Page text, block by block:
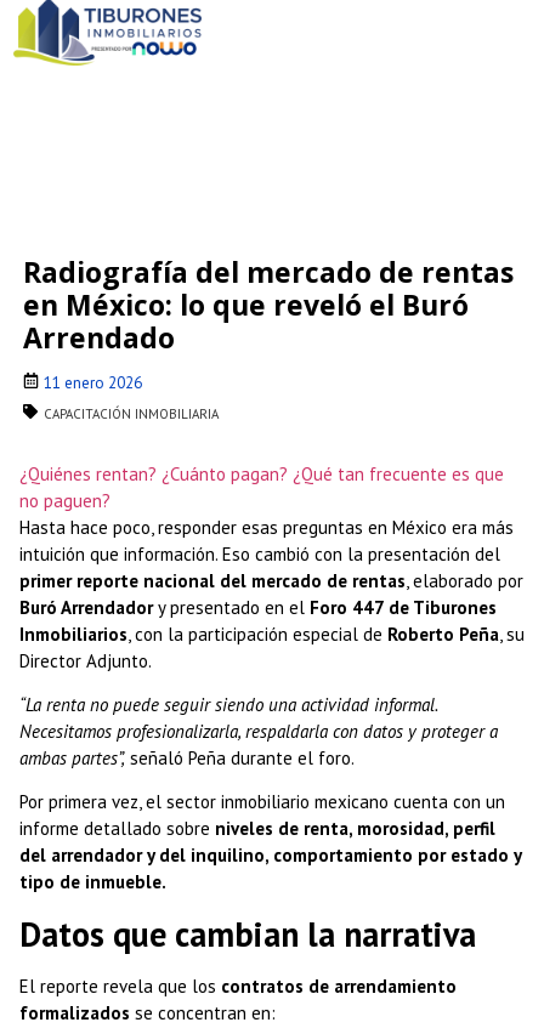
Radiografía del mercado de rentas
en México: lo que reveló el Buró
Arrendado
11 enero 2026
CAPACITACIÓN INMOBILIARIA
¿Quiénes rentan? ¿Cuánto pagan? ¿Qué tan frecuente es que
no paguen?
Hasta hace poco, responder esas preguntas en México era más
intuición que información. Eso cambió con la presentación del
primer reporte nacional del mercado de rentas , elaborado por
Buró Arrendadory presentado en el Foro 447 de Tiburones
Inmobiliarios , con la participación especial de Roberto Peña , su
Director Adjunto.
“La renta no puede seguir siendo una actividad informal.
Necesitamos profesionalizarla, respaldarla con datos y proteger a
ambas partes”, señaló Peña durante el foro.
Por primera vez, el sector inmobiliario mexicano cuenta con un
informe detallado sobre niveles de renta, morosidad, perfil
del arrendador y del inquilino, comportamiento por estado y
tipo de inmueble.
Datos que cambian la narrativa
El reporte revela que los contratos de arrendamiento
formalizados se concentran en: